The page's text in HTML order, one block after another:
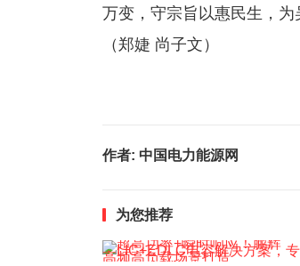
万变，守宗旨以惠民生，为
（郑婕 尚子文）
作者: 中国电力能源网
为您推荐